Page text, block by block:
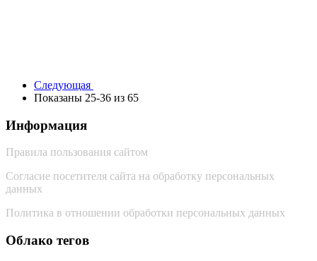
Следующая
Показаны 25-36 из 65
Информация
Правила пользования сайтом
Согласие посетителя сайта на обработку персональных
данных
Политика в отношении обработки персональных данных
Облако тегов